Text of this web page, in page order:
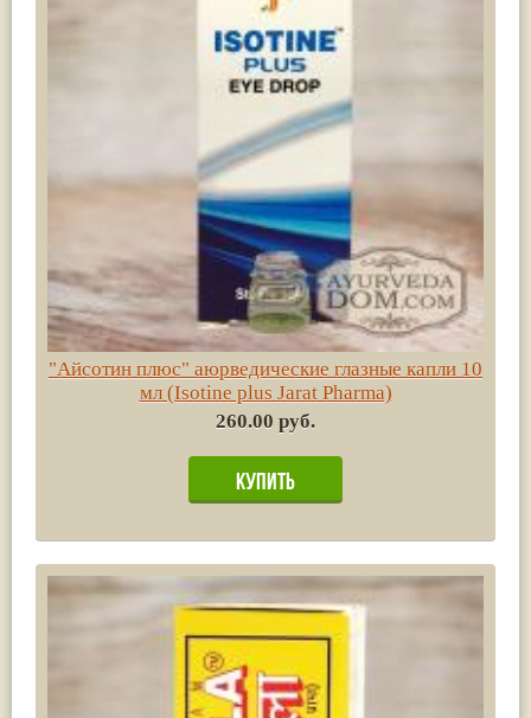
"Айсотин плюс" аюрведические глазные капли 10
мл (Isotine plus Jarat Pharma)
260.00 руб.